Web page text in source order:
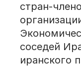
стран-
соседей
иранского